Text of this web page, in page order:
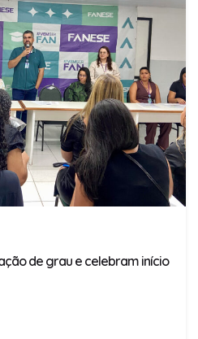
de grau e celebram início